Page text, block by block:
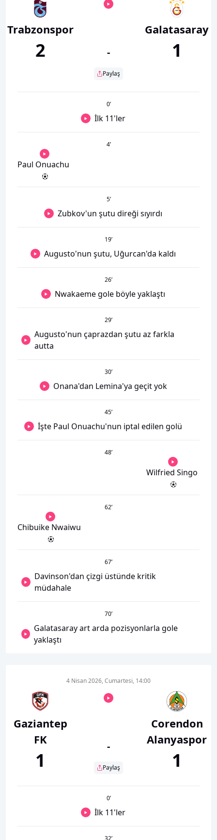
Trabzonspor
2 -
Paylaş
Galatasaray
1
0’
İlk 11'ler
4’
Paul Onuachu
5’
Zubkov'un şutu direği sıyırdı
19’
Augusto'nun şutu, Uğurcan'da kaldı
26’
Nwakaeme gole böyle yaklaştı
29’
Augusto'nun çaprazdan şutu az farkla
autta
30’
Onana'dan Lemina'ya geçit yok
45’
İşte Paul Onuachu'nun iptal edilen golü
48’
Wilfried Singo
62’
Chibuike Nwaiwu
67’
Davinson'dan çizgi üstünde kritik
müdahale
70’
Galatasaray art arda pozisyonlarla gole
yaklaştı
Gaziantep
FK
1
4 Nisan 2026, Cumartesi, 14:00
-
Paylaş
Corendon
Alanyaspor
1
0’
İlk 11'ler
32’